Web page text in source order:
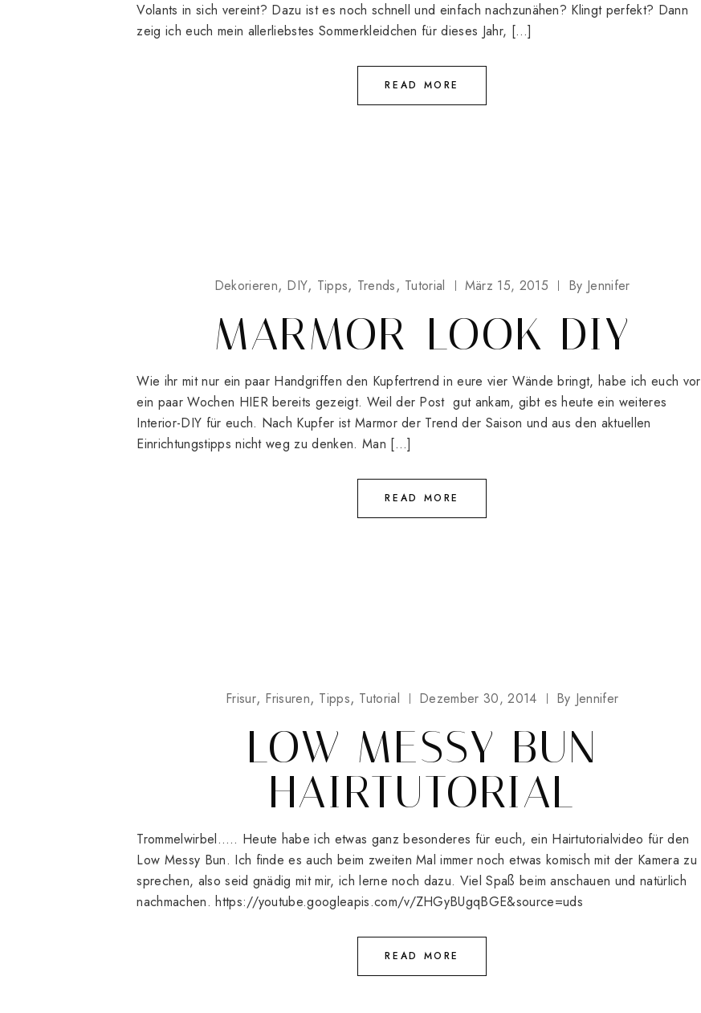
Volants in sich vereint? Dazu ist es noch schnell und einfach nachzunähen? Klingt perfekt? Dann
zeig ich euch mein allerliebstes Sommerkleidchen für dieses Jahr, […]
READ MORE
Dekorieren DIY Tipps Trends Tutorial März 15, 2015 By Jennifer
MARMOR-LOOK DIY
Wie ihr mit nur ein paar Handgriffen den Kupfertrend in eure vier Wände bringt, habe ich euch vor
ein paar Wochen HIER bereits gezeigt. Weil der Post gut ankam, gibt es heute ein weiteres
Interior-DIY für euch. Nach Kupfer ist Marmor der Trend der Saison und aus den aktuellen
Einrichtungstipps nicht weg zu denken. Man […]
READ MORE
Frisur Frisuren Tipps Tutorial Dezember 30, 2014 By Jennifer
LOW MESSY BUN
HAIRTUTORIAL
Trommelwirbel….. Heute habe ich etwas ganz besonderes für euch, ein Hairtutorialvideo für den
Low Messy Bun. Ich finde es auch beim zweiten Mal immer noch etwas komisch mit der Kamera zu
sprechen, also seid gnädig mit mir, ich lerne noch dazu. Viel Spaß beim anschauen und natürlich
nachmachen. https://youtube.googleapis.com/v/ZHGyBUgqBGE&source=uds
READ MORE